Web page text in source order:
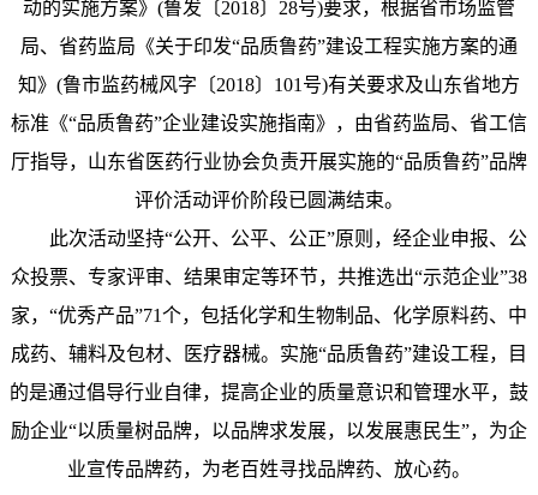
动的实施方案》(鲁发〔2018〕28号)要求，根据省市场监管
局、省药监局《关于印发“品质鲁药”建设工程实施方案的通
知》(鲁市监药械风字〔2018〕101号)有关要求及山东省地方
标准《“品质鲁药”企业建设实施指南》，由省药监局、省工信
厅指导，山东省医药行业协会负责开展实施的“品质鲁药”品牌
评价活动评价阶段已圆满结束。
此次活动坚持“公开、公平、公正”原则，经企业申报、公
众投票、专家评审、结果审定等环节，共推选出“示范企业”38
家，“优秀产品”71个，包括化学和生物制品、化学原料药、中
成药、辅料及包材、医疗器械。实施“品质鲁药”建设工程，目
的是通过倡导行业自律，提高企业的质量意识和管理水平，鼓
励企业“以质量树品牌，以品牌求发展，以发展惠民生”，为企
业宣传品牌药，为老百姓寻找品牌药、放心药。